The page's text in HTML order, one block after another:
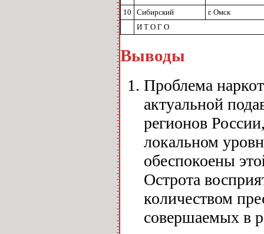
10 Сибирский
г. Омск
И Т О Г О
Выводы
Проблема
актуальной
регионов
локальном
обеспокоены
Острота
количеством
совершаемых в